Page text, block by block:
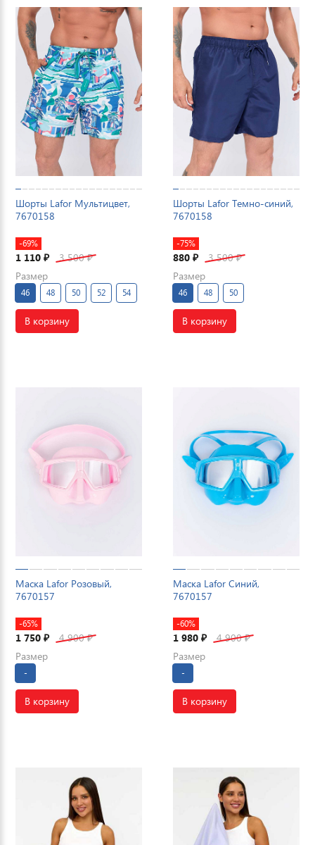
Шорты Lafor Мультицвет,
7670158
-69%
1 110 ₽ 3 500₽
Размер
46 48 50 52 54
В корзину
Шорты Lafor Темно-синий,
7670158
-75%
880 ₽ 3 500₽
Размер
46 48 50
В корзину
Маска Lafor Розовый,
7670157
-65%
1 750 ₽ 4 900₽
Размер
-
В корзину
Маска Lafor Синий,
7670157
-60%
1 980 ₽ 4 900₽
Размер
-
В корзину